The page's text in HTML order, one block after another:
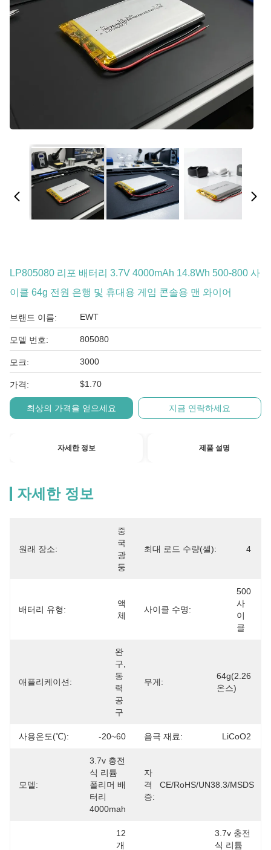
LP805080 리포 배터리 3.7V 4000mAh 14.8Wh 500-800 사
이클 64g 전원 은행 및 휴대용 게임 콘솔용 맨 와이어
브랜드 이름: EWT
모델 번호: 805080
모크: 3000
가격: $1.70
최상의 가격을 얻으세요 지금 연락하세요
자세한 정보 제품 설명
자세한 정보
원래 장소:
중
국
광
둥
최대 로드 수량(셀): 4
배터리 유형:
액
체
사이클 수명:
500
사
이
클
애플리케이션:
완
구,
동
력
공
구
무게:
64g(2.26
온스)
사용온도(℃): -20~60 음극 재료: LiCoO2
모델:
3.7v 충전
식 리튬
폴리머 배
터리
4000mah
자
격
증:
CE/RoHS/UN38.3/MSDS
12
개
3.7v 충전
식 리튬